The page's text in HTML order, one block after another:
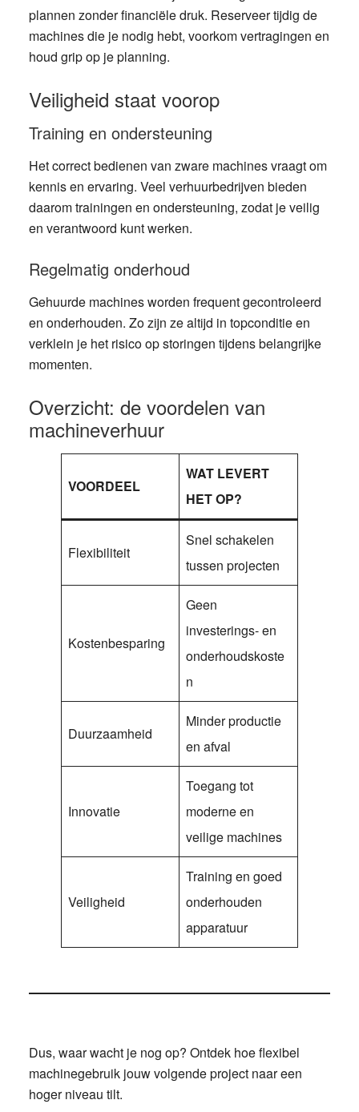
plannen zonder financiële druk. Reserveer tijdig de
machines die je nodig hebt, voorkom vertragingen en
houd grip op je planning.
Veiligheid staat voorop
Training en ondersteuning
Het correct bedienen van zware machines vraagt om
kennis en ervaring. Veel verhuurbedrijven bieden
daarom trainingen en ondersteuning, zodat je veilig
en verantwoord kunt werken.
Regelmatig onderhoud
Gehuurde machines worden frequent gecontroleerd
en onderhouden. Zo zijn ze altijd in topconditie en
verklein je het risico op storingen tijdens belangrijke
momenten.
Overzicht: de voordelen van
machineverhuur
VOORDEEL
WAT LEVERT
HET OP?
Flexibiliteit
Snel schakelen
tussen projecten
Kostenbesparing
Geen
investerings- en
onderhoudskoste
n
Duurzaamheid
Minder productie
en afval
Innovatie
Toegang tot
moderne en
veilige machines
Veiligheid
Training en goed
onderhouden
apparatuur
Dus, waar wacht je nog op? Ontdek hoe flexibel
machinegebruik jouw volgende project naar een
hoger niveau tilt.